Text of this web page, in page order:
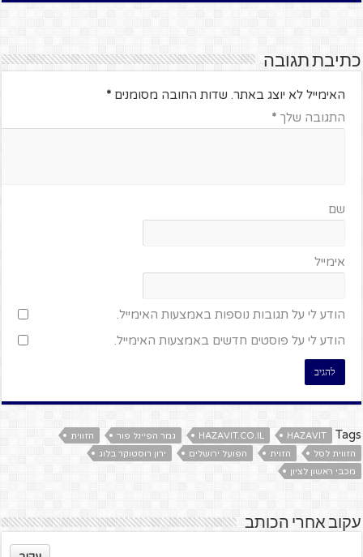
כתיבת תגובה
האימייל לא יוצג באתר. שדות החובה מסומנים*
התגובה שלך*
שם
אימייל
הודע לי על תגובות נוספות באמצעות האימייל.
הודע לי על פוסטים חדשים באמצעות האימייל.
Tags
HAZAVIT
HAZAVIT.CO.IL גמר הפיינל פור
הזווית
הזווית לסל
הזוית הפועל ירושלים
ירון רוסטוקר בלוג
מכבי ראשון לציון
עקוב אחרי הכותב